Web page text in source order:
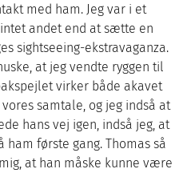
med ham. Jeg var i et
andet end at sætte en
sightseeing-ekstravaganza.
at jeg vendte ryggen til
virker både akavet
samtale, og jeg indså at
hans vej igen, indså jeg, at
første gang. Thomas så
at han måske kunne være